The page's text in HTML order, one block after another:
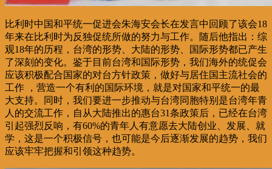
比利时中国和平统一促进会朱海安会长在发言中回顾了该会18
年来在比利时为反独促统所做的努力与工作。随后他指出：综
观18年的历程，台湾的形势、大陆的形势、国际形势都已产生
了深刻的变化。鉴于目前台湾和国际形势，我们海外的统促会
应该积极配合国家的对台方针政策，做好与居住国主流社会的
工作 ，营造一个有利的国际环境，就是对国家和平统一的最
大支持。同时，我们要进一步推动与台湾同胞特别是台湾年青
人的交流工作，自从大陆推出的惠台31条政策后，已经在台湾
引起强烈反响，有60%的青年人有意愿去大陆创业、发展、就
学，这是一个积极信号，也可能是今后逐渐发展的趋势，我们
应该牢牢把握和引领这种趋势。